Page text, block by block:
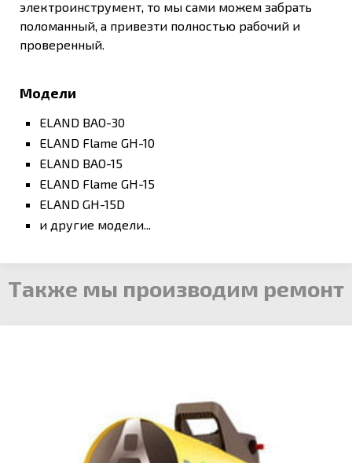
электроинструмент, то мы сами можем забрать
поломанный, а привезти полностью рабочий и
проверенный.
Модели
ELAND BAO-30
ELAND Flame GH-10
ELAND BAO-15
ELAND Flame GH-15
ELAND GH-15D
и другие модели...
Также мы производим ремонт